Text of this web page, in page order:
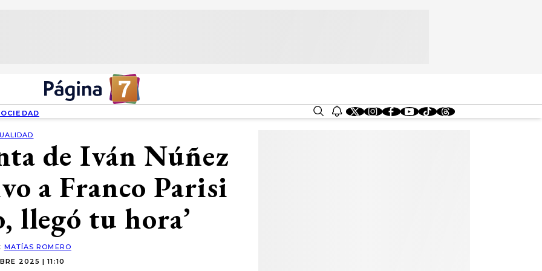
de Iván Núñez
a Franco Parisi
llegó tu hora’
MATÍAS ROMERO
2025 | 11:10